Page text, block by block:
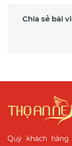
Chia sẻ bài
Quý khách